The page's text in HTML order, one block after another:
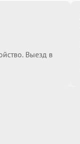
Выезд в